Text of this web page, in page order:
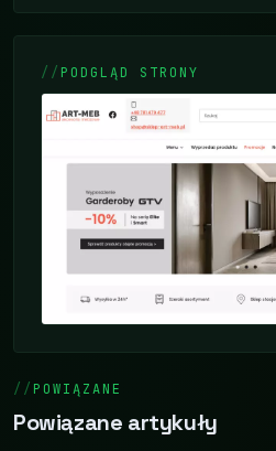
PODGLĄD STRONY
POWIĄZANE
Powiązane artykuły